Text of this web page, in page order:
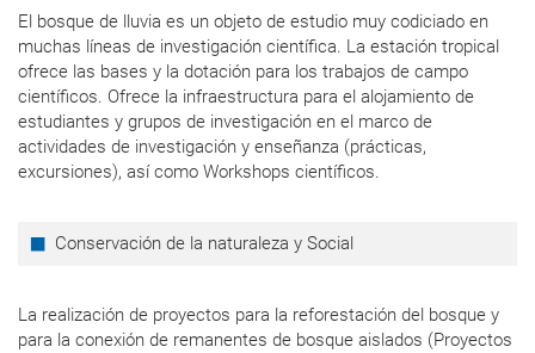
El bosque de lluvia es un objeto de estudio muy codiciado en
muchas líneas de investigación científica. La estación tropical
ofrece las bases y la dotación para los trabajos de campo
científicos. Ofrece la infraestructura para el alojamiento de
estudiantes y grupos de investigación en el marco de
actividades de investigación y enseñanza (prácticas,
excursiones), así como Workshops científicos.
Conservación de la naturaleza y Social
La realización de proyectos para la reforestación del bosque y
para la conexión de remanentes de bosque aislados (Proyectos